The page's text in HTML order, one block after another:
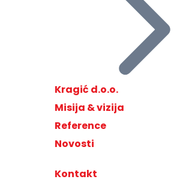
Kragić d.o.o.
Misija & vizija
Reference
Novosti
Kontakt